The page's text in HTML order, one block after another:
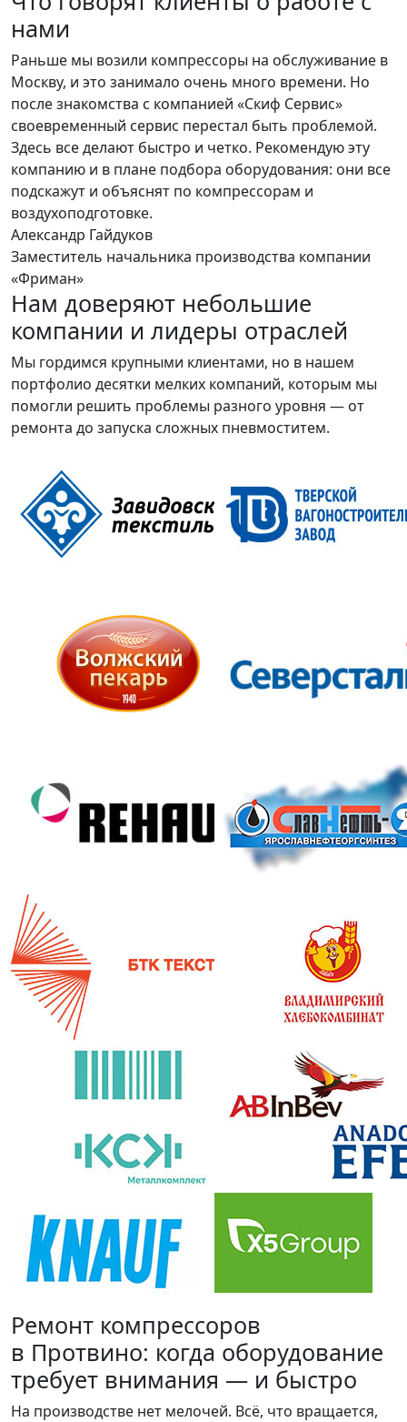
нами
Раньше мы возили компрессоры на обслуживание в
Москву, и это занимало очень много времени. Но
после знакомства с компанией «Скиф Сервис»
своевременный сервис перестал быть проблемой.
Здесь все делают быстро и четко. Рекомендую эту
компанию и в плане подбора оборудования: они все
подскажут и объяснят по компрессорам и
воздухоподготовке.
Александр Гайдуков
Заместитель начальника производства компании
«Фриман»
Нам доверяют небольшие
компании и лидеры отраслей
Мы гордимся крупными клиентами, но в нашем
портфолио десятки мелких компаний, которым мы
помогли решить проблемы разного уровня — от
ремонта до запуска сложных пневмоститем.
Ремонт компрессоров
в Протвино: когда оборудование
требует внимания — и быстро
На производстве нет мелочей. Всё, что вращается,